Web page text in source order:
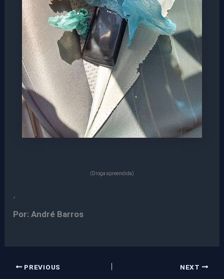
(Droga apreendida)
´
Por: André Barros
PREVIOUS NEXT